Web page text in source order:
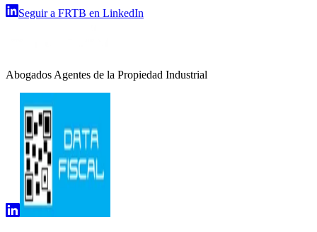
Seguir a FRTB en LinkedIn
Abogados Agentes de la Propiedad Industrial